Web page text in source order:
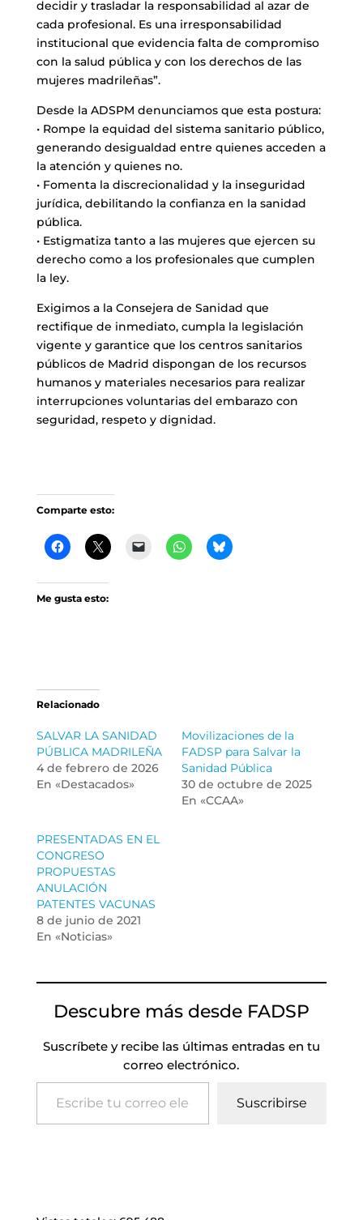
decidir y trasladar la responsabilidad al azar de
cada profesional. Es una irresponsabilidad
institucional que evidencia falta de compromiso
con la salud pública y con los derechos de las
mujeres madrileñas”.
Desde la ADSPM denunciamos que esta postura:
• Rompe la equidad del sistema sanitario público,
generando desigualdad entre quienes acceden a
la atención y quienes no.
• Fomenta la discrecionalidad y la inseguridad
jurídica, debilitando la confianza en la sanidad
pública.
• Estigmatiza tanto a las mujeres que ejercen su
derecho como a los profesionales que cumplen
la ley.
Exigimos a la Consejera de Sanidad que
rectifique de inmediato, cumpla la legislación
vigente y garantice que los centros sanitarios
públicos de Madrid dispongan de los recursos
humanos y materiales necesarios para realizar
interrupciones voluntarias del embarazo con
seguridad, respeto y dignidad.
Comparte esto:
Me gusta esto:
Relacionado
SALVAR LA SANIDAD
PÚBLICA MADRILEÑA
4 de febrero de 2026
En «Destacados»
Movilizaciones de la
FADSP para Salvar la
Sanidad Pública
30 de octubre de 2025
En «CCAA»
PRESENTADAS EN EL
CONGRESO
PROPUESTAS
ANULACIÓN
PATENTES VACUNAS
8 de junio de 2021
En «Noticias»
Descubre más desde FADSP
Suscríbete y recibe las últimas entradas en tu
correo electrónico.
Escribe tu correo electrónico…
Suscribirse